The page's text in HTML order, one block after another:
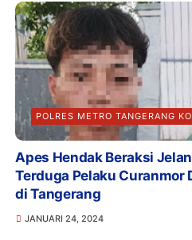
POLRES METRO TANGERANG
Apes Hendak Beraksi
Terduga Pelaku Curanmor
di Tangerang
JANUARI 24, 2024